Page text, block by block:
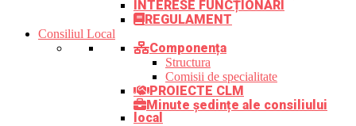
INTERESE FUNCȚIONARI
REGULAMENT
Consiliul Local
Componența
Structura
Comisii de specialitate
PROIECTE CLM
Minute ședințe ale consiliului
local